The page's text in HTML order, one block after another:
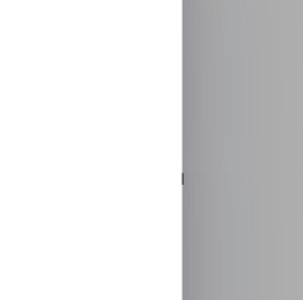
автомобиля